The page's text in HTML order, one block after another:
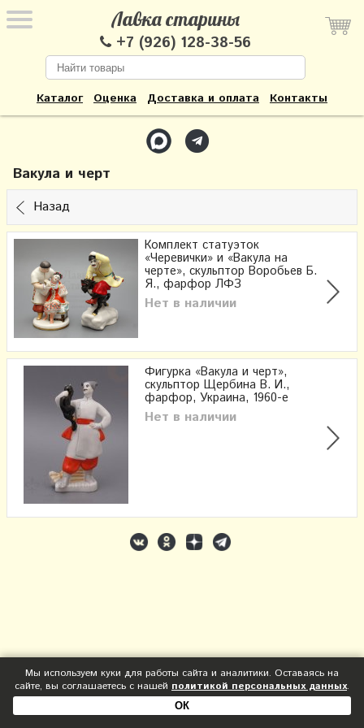
Лавка старины
+7 (926) 128-38-56
Каталог Оценка Доставка и оплата Контакты
Вакула и черт
Назад
Комплект статуэток
«Черевички» и «Вакула на
черте», скульптор Воробьев Б.
Я., фарфор ЛФЗ
Нет в наличии
Фигурка «Вакула и черт»,
скульптор Щербина В. И., ​
фарфор, Украина, 1960-е
Нет в наличии
Мы используем куки для работы сайта и аналитики. Оставаясь на
сайте, вы соглашаетесь с нашей политикой персональных данных.
ОК